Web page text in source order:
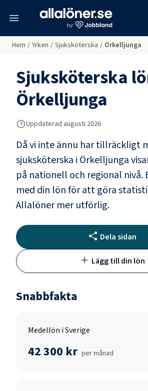
Hem / Yrken / Sjuksköterska / Örkelljunga
Sjuksköterska
Örkelljunga
Uppdaterad augusti 2026
Då vi inte ännu har tillräckligt
sjuksköterska i Örkelljunga
på nationell och regional nivå.
med din lön för att göra
Allalöner mer utförlig.
Dela sidan
Lägg till din lön
Snabbfakta
Medellön i Sverige
42 300 kr per månad